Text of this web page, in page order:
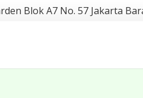
Blok A7 No. 57 Jakarta